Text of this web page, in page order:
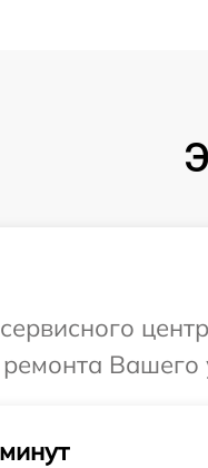
Вашего